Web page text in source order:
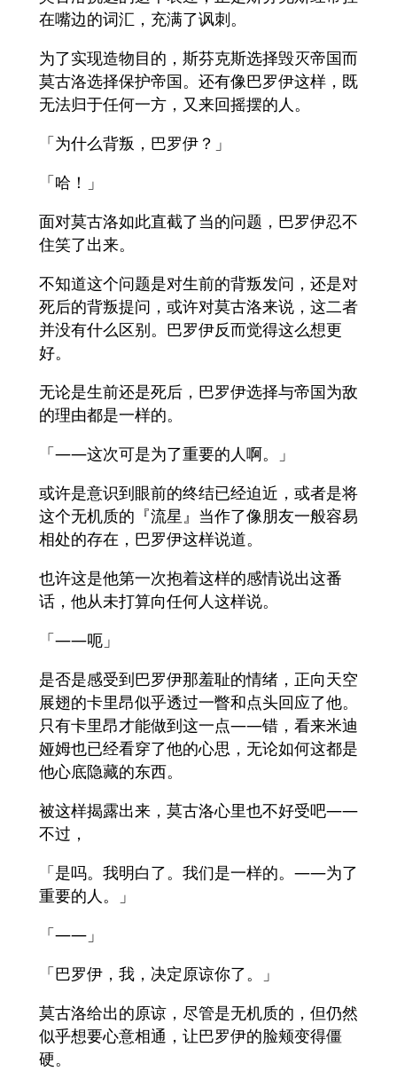
在嘴边的词汇，充满了讽刺。
为了实现造物目的，斯芬克斯选择毁灭帝国而
莫古洛选择保护帝国。还有像巴罗伊这样，既
无法归于任何一方，又来回摇摆的人。
「为什么背叛，巴罗伊？」
「哈！」
面对莫古洛如此直截了当的问题，巴罗伊忍不
住笑了出来。
不知道这个问题是对生前的背叛发问，还是对
死后的背叛提问，或许对莫古洛来说，这二者
并没有什么区别。巴罗伊反而觉得这么想更
好。
无论是生前还是死后，巴罗伊选择与帝国为敌
的理由都是一样的。
「——这次可是为了重要的人啊。」
或许是意识到眼前的终结已经迫近，或者是将
这个无机质的『流星』当作了像朋友一般容易
相处的存在，巴罗伊这样说道。
也许这是他第一次抱着这样的感情说出这番
话，他从未打算向任何人这样说。
「——呃」
是否是感受到巴罗伊那羞耻的情绪，正向天空
展翅的卡里昂似乎透过一瞥和点头回应了他。
只有卡里昂才能做到这一点——错，看来米迪
娅姆也已经看穿了他的心思，无论如何这都是
他心底隐藏的东西。
被这样揭露出来，莫古洛心里也不好受吧——
不过，
「是吗。我明白了。我们是一样的。——为了
重要的人。」
「——」
「巴罗伊，我，决定原谅你了。」
莫古洛给出的原谅，尽管是无机质的，但仍然
似乎想要心意相通，让巴罗伊的脸颊变得僵
硬。